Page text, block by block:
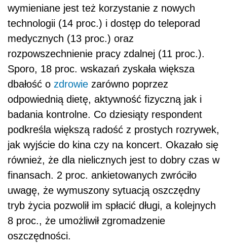
wymieniane jest też korzystanie z nowych
technologii (14 proc.) i dostęp do teleporad
medycznych (13 proc.) oraz
rozpowszechnienie pracy zdalnej (11 proc.).
Sporo, 18 proc. wskazań zyskała większa
dbałość o zdrowie zarówno poprzez
odpowiednią dietę, aktywność fizyczną jak i
badania kontrolne. Co dziesiąty respondent
podkreśla większą radość z prostych rozrywek,
jak wyjście do kina czy na koncert. Okazało się
również, że dla nielicznych jest to dobry czas w
finansach. 2 proc. ankietowanych zwróciło
uwagę, że wymuszony sytuacją oszczędny
tryb życia pozwolił im spłacić długi, a kolejnych
8 proc., że umożliwił zgromadzenie
oszczędności.